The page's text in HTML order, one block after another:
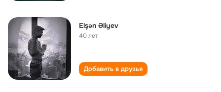
Elşən Əliyev
40 лет
Добавить в друзья